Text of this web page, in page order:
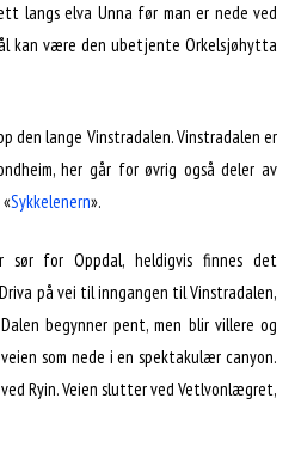
langs elva Unna før man er nede ved
kan være den ubetjente Orkelsjøhytta
den lange Vinstradalen. Vinstradalen er
her går for øvrig også deler av
Sykkelenern».
sør for Oppdal, heldigvis finnes det
på vei til inngangen til Vinstradalen,
begynner pent, men blir villere og
som nede i en spektakulær canyon.
Ryin. Veien slutter ved Vetlvonlægret,